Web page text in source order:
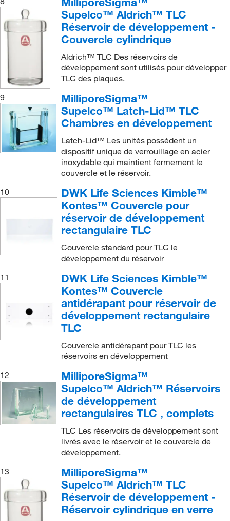
Supelco™ Aldrich™ TLC
Réservoir de développement -
Couvercle cylindrique
Aldrich™ TLC Des réservoirs de
développement sont utilisés pour développer
TLC des plaques.
9
MilliporeSigma™
Supelco™ Latch-Lid™ TLC
Chambres en développement
Latch-Lid™ Les unités possèdent un
dispositif unique de verrouillage en acier
inoxydable qui maintient fermement le
couvercle et le réservoir.
10
DWK Life Sciences Kimble™
Kontes™ Couvercle pour
réservoir de développement
rectangulaire TLC
Couvercle standard pour TLC le
développement du réservoir
11
DWK Life Sciences Kimble™
Kontes™ Couvercle
antidérapant pour réservoir de
développement rectangulaire
TLC
Couvercle antidérapant pour TLC les
réservoirs en développement
12
MilliporeSigma™
Supelco™ Aldrich™ Réservoirs
de développement
rectangulaires TLC , complets
TLC Les réservoirs de développement sont
livrés avec le réservoir et le couvercle de
développement.
13
MilliporeSigma™
Supelco™ Aldrich™ TLC
Réservoir de développement -
Réservoir cylindrique en verre